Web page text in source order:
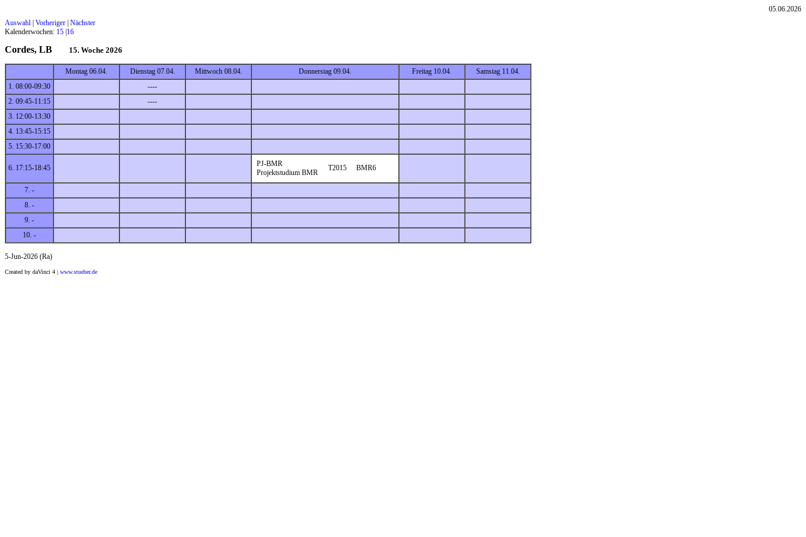
05.06.2026
Auswahl Vorheriger Nächster
Kalenderwochen: 15 16
Cordes, LB 15. Woche 2026
Montag 06.04. Dienstag 07.04. Mittwoch 08.04. Donnerstag 09.04. Freitag 10.04.
Samstag 11.04.
1. 08:00-09:30
----
2. 09:45-11:15
----
3. 12:00-13:30
4. 13:45-15:15
5. 15:30-17:00
6. 17:15-18:45
PJ-BMR
Projektstudium BMR
T2015 BMR6
7. -
8. -
9. -
10. -
5-Jun-2026 (Ra)
Created by daVinci 4 | www.stueber.de